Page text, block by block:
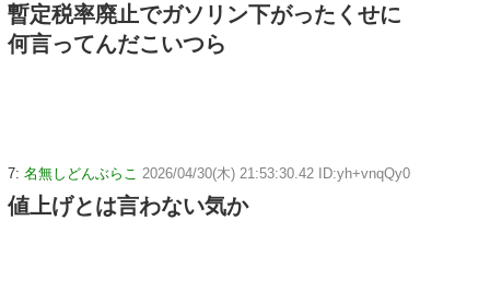
暫定税率廃止でガソリン下がったくせに
何言ってんだこいつら
7: 名無しどんぶらこ 2026/04/30(木) 21:53:30.42 ID:yh+vnqQy0
値上げとは言わない気か